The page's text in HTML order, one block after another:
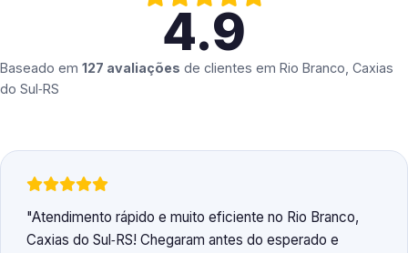
4.9
Baseado em 127 avaliações de clientes em Rio Branco, Caxias
do Sul‑RS
Atendimento rápido e muito eficiente no Rio Branco,
Caxias do Sul‑RS! Chegaram antes do esperado e